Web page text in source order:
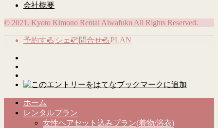
会社概要
© 2021. Kyoto Kimono Rental Aiwafuku All Rights Reserved.
予約する シェア 問合せるPLAN
ホーム
レンタルプラン
女性ヘアセット込みプラン(着物/浴衣)